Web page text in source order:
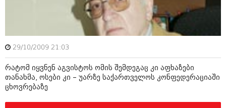
მარტი 2013 (352)
თებერვალი 2013 (204)
იანვარი 2013 (334)
ნოემბერი 2012 (295)
ოქტომბერი 2012 (350)
სექტემბერი 2012 (264)
აგვისტო 2012 (268)
ივლისი 2012 (322)
ივნისი 2012 (282)
29/10/2009 21:03
რატომ იყვნენ აგვისტოს ომის შემდეგაც კი აფხაზები
თანახმა, ოსები კი – უარზე საქართველოს კონფედერაციაში
ცხოვრებაზე